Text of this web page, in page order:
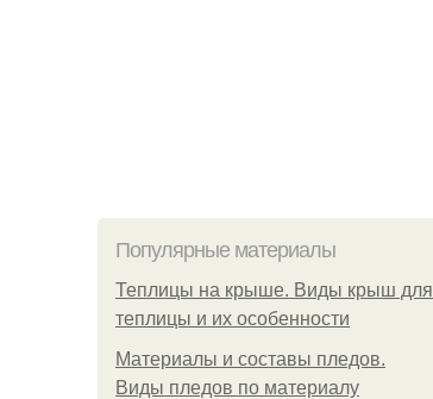
Популярные материалы
Теплицы на крыше. Виды крыш для
теплицы и их особенности
Материалы и составы пледов.
Виды пледов по материалу